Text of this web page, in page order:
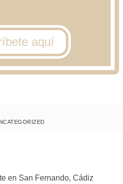
aquí
en San Fernando, Cádiz